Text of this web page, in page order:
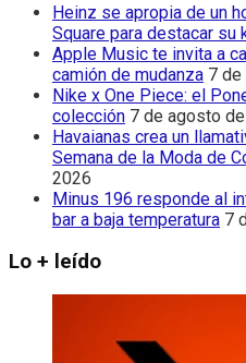
Heinz se apropia de un
Square para destacar su
Apple Music te invita a
camión de mudanza 7
Nike x One Piece: el
colección 7 de agosto
Havaianas crea un
Semana de la Moda de
2026
Minus 196 responde al
bar a baja temperatura 7
Lo + leído